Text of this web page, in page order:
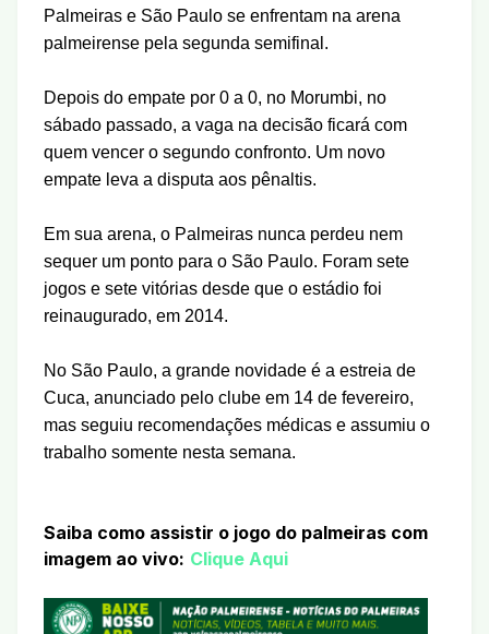
Palmeiras e São Paulo se enfrentam na arena
palmeirense pela segunda semifinal.
Depois do empate por 0 a 0, no Morumbi, no
sábado passado, a vaga na decisão ficará com
quem vencer o segundo confronto. Um novo
empate leva a disputa aos pênaltis.
Em sua arena, o Palmeiras nunca perdeu nem
sequer um ponto para o São Paulo. Foram sete
jogos e sete vitórias desde que o estádio foi
reinaugurado, em 2014.
No São Paulo, a grande novidade é a estreia de
Cuca, anunciado pelo clube em 14 de fevereiro,
mas seguiu recomendações médicas e assumiu o
trabalho somente nesta semana.
Saiba como assistir o jogo do palmeiras com
imagem ao vivo: Clique Aqui